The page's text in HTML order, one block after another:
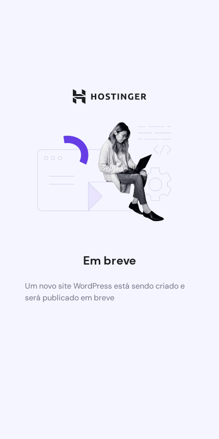
Em breve
Um novo site WordPress está sendo criado e
será publicado em breve